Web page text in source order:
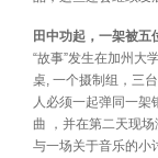
田中功起，一架被五
“故事”发生在加州大
桌, 一个摄制组，三
人必须一起弹同一架
曲 ，并在第二天现
与一场关于音乐的小